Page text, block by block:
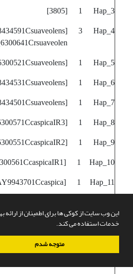
این وب سایت از کوکی ها برای اطمینان از ارائه
خدمات استفاده می کند.
متوجه شدم
Hap_3
1
[3805]
Hap_4
3
Hap_5
1
[DQ6300521Csuaveolens]
Hap_6
1
[AY8434531Csuaveolens]
Hap_7
1
[AY8434501Csuaveolens]
Hap_8
1
[DQ6300571CcaspicaIR3]
Hap_9
1
[DQ6300551CcaspicaIR2]
Hap_10
[DQ6300561CcaspicaIR1]
Hap_11
[AY9943701Ccaspica]
Hap_13
1
[AY9943691Ccaspica]
[DQ6300741Cgueldensta]